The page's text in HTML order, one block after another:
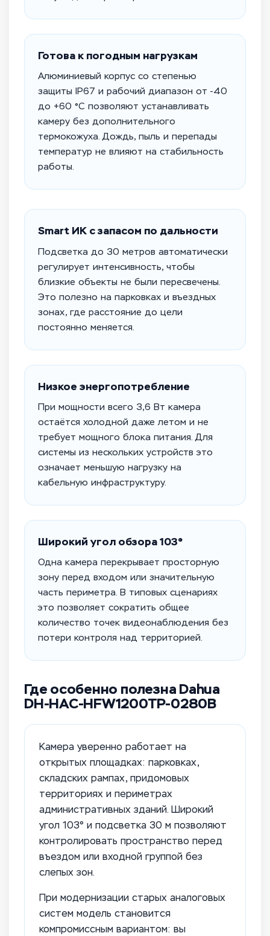
Готова к погодным нагрузкам
Алюминиевый корпус со степенью
защиты IP67 и рабочий диапазон от -40
до +60 °C позволяют устанавливать
камеру без дополнительного
термокожуха. Дождь, пыль и перепады
температур не влияют на стабильность
работы.
Smart ИК с запасом по дальности
Подсветка до 30 метров автоматически
регулирует интенсивность, чтобы
близкие объекты не были пересвечены.
Это полезно на парковках и въездных
зонах, где расстояние до цели
постоянно меняется.
Низкое энергопотребление
При мощности всего 3,6 Вт камера
остаётся холодной даже летом и не
требует мощного блока питания. Для
системы из нескольких устройств это
означает меньшую нагрузку на
кабельную инфраструктуру.
Широкий угол обзора 103°
Одна камера перекрывает просторную
зону перед входом или значительную
часть периметра. В типовых сценариях
это позволяет сократить общее
количество точек видеонаблюдения без
потери контроля над территорией.
Где особенно полезна Dahua
DH-HAC-HFW1200TP-0280B
Камера уверенно работает на
открытых площадках: парковках,
складских рампах, придомовых
территориях и периметрах
административных зданий. Широкий
угол 103° и подсветка 30 м позволяют
контролировать пространство перед
въездом или входной группой без
слепых зон.
При модернизации старых аналоговых
систем модель становится
компромиссным вариантом: вы